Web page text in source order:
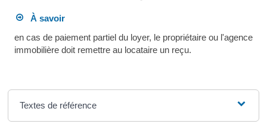
À savoir
en cas de paiement partiel du loyer, le propriétaire ou l'agence
immobilière doit remettre au locataire un reçu.
Textes de référence